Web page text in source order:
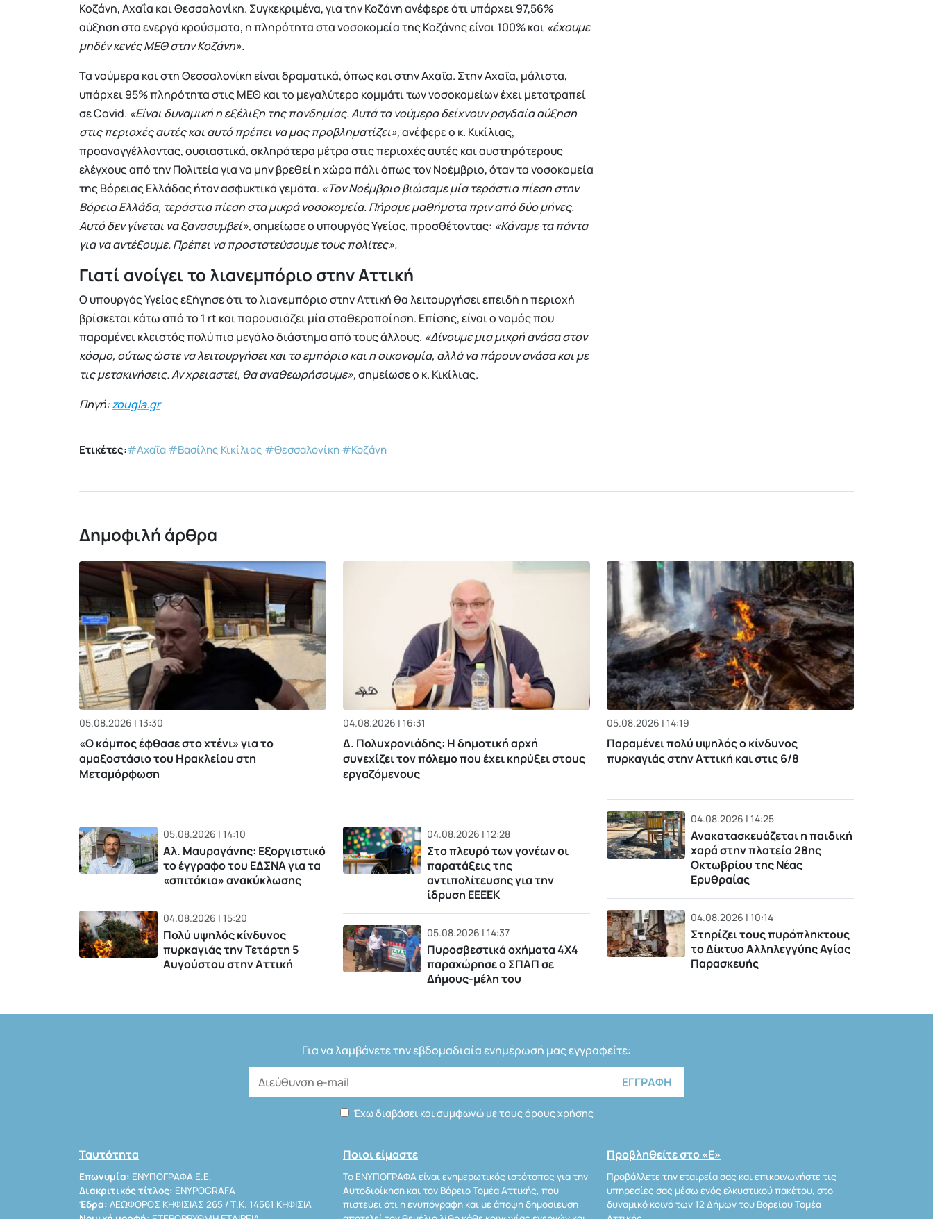
Κοζάνη, Αχαΐα και Θεσσαλονίκη. Συγκεκριμένα, για την Κοζάνη ανέφερε ότι υπάρχει 97,56%
αύξηση στα ενεργά κρούσματα, η πληρότητα στα νοσοκομεία της Κοζάνης είναι 100% και «έχουμε
μηδέν κενές ΜΕΘ στην Κοζάνη».
Τα νούμερα και στη Θεσσαλονίκη είναι δραματικά, όπως και στην Αχαΐα. Στην Αχαΐα, μάλιστα,
υπάρχει 95% πληρότητα στις ΜΕΘ και το μεγαλύτερο κομμάτι των νοσοκομείων έχει μετατραπεί
σε Covid. «Είναι δυναμική η εξέλιξη της πανδημίας. Αυτά τα νούμερα δείχνουν ραγδαία αύξηση
στις περιοχές αυτές και αυτό πρέπει να μας προβληματίζει»,ανέφερε ο κ. Κικίλιας,
προαναγγέλλοντας, ουσιαστικά, σκληρότερα μέτρα στις περιοχές αυτές και αυστηρότερους
ελέγχους από την Πολιτεία για να μην βρεθεί η χώρα πάλι όπως τον Νοέμβριο, όταν τα νοσοκομεία
της Βόρειας Ελλάδας ήταν ασφυκτικά γεμάτα. «Τον Νοέμβριο βιώσαμε μία τεράστια πίεση στην
Βόρεια Ελλάδα, τεράστια πίεση στα μικρά νοσοκομεία. Πήραμε μαθήματα πριν από δύο μήνες.
Αυτό δεν γίνεται να ξανασυμβεί»,σημείωσε ο υπουργός Υγείας, προσθέτοντας: «Κάναμε τα πάντα
για να αντέξουμε. Πρέπει να προστατεύσουμε τους πολίτες».
Γιατί ανοίγει το λιανεμπόριο στην Αττική
Ο υπουργός Υγείας εξήγησε ότι το λιανεμπόριο στην Αττική θα λειτουργήσει επειδή η περιοχή
βρίσκεται κάτω από το 1 rt και παρουσιάζει μία σταθεροποίηση. Επίσης, είναι ο νομός που
παραμένει κλειστός πολύ πιο μεγάλο διάστημα από τους άλλους. «Δίνουμε μια μικρή ανάσα στον
κόσμο, ούτως ώστε να λειτουργήσει και το εμπόριο και η οικονομία, αλλά να πάρουν ανάσα και με
τις μετακινήσεις. Αν χρειαστεί, θα αναθεωρήσουμε»,σημείωσε ο κ. Κικίλιας.
Πηγή:zougla.gr
Ετικέτες:#Αχαΐα#Βασίλης Κικίλιας #Θεσσαλονίκη#Κοζάνη
Δημοφιλή άρθρα
05.08.2026 | 13:30
«Ο κόμπος έφθασε στο χτένι» για το
αμαξοστάσιο του Ηρακλείου στη
Μεταμόρφωση
05.08.2026 | 14:10
Αλ. Μαυραγάνης: Εξοργιστικό
το έγγραφο του ΕΔΣΝΑ για τα
«σπιτάκια» ανακύκλωσης
04.08.2026 | 15:20
Πολύ υψηλός κίνδυνος
πυρκαγιάς την Τετάρτη 5
Αυγούστου στην Αττική
04.08.2026 | 16:31
Δ. Πολυχρονιάδης: Η δημοτική αρχή
συνεχίζει τον πόλεμο που έχει κηρύξει στους
εργαζόμενους
04.08.2026 | 12:28
Στο πλευρό των γονέων οι
παρατάξεις της
αντιπολίτευσης για την
ίδρυση ΕΕΕΕΚ
05.08.2026 | 14:37
Πυροσβεστικά οχήματα 4Χ4
παραχώρησε ο ΣΠΑΠ σε
Δήμους-μέλη του
05.08.2026 | 14:19
Παραμένει πολύ υψηλός ο κίνδυνος
πυρκαγιάς στην Αττική και στις 6/8
04.08.2026 | 14:25
Ανακατασκευάζεται η παιδική
χαρά στην πλατεία 28ης
Οκτωβρίου της Νέας
Ερυθραίας
04.08.2026 | 10:14
Στηρίζει τους πυρόπληκτους
το Δίκτυο Αλληλεγγύης Αγίας
Παρασκευής
Για να λαμβάνετε την εβδομαδιαία ενημέρωσή μας εγγραφείτε:
Έχω διαβάσει και συμφωνώ με τους όρους χρήσης
Ταυτότητα
Επωνυμία: ΕΝΥΠΟΓΡΑΦΑ Ε.Ε.
Διακριτικός τίτλος: ENYPOGRAFA
Έδρα: ΛΕΩΦΟΡΟΣ ΚΗΦΙΣΙΑΣ 265 / Τ.Κ. 14561 ΚΗΦΙΣΙΑ
Ποιοι είμαστε
Το ΕΝΥΠΟΓΡΑΦΑ είναι ενημερωτικός ιστότοπος για την
Αυτοδιοίκηση και τον Βόρειο Τομέα Αττικής, που
πιστεύει ότι η ενυπόγραφη και με άποψη δημοσίευση
Προβληθείτε στο «Ε»
Προβάλλετε την εταιρεία σας και επικοινωνήστε τις
υπηρεσίες σας μέσω ενός ελκυστικού πακέτου, στο
δυναμικό κοινό των 12 Δήμων του Βορείου Τομέα